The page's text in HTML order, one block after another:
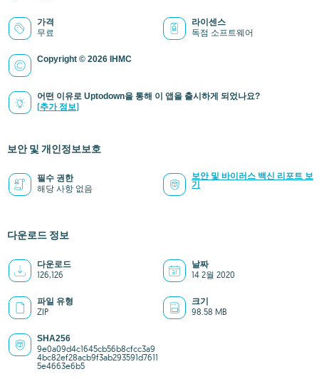
가격
무료
라이센스
독점 소프트웨어
Copyright © 2026 IHMC
어떤 이유로 Uptodown을 통해 이 앱을 출시하게 되었나요?
(추가 정보)
보안 및 개인정보보호
필수 권한
해당 사항 없음
보안 및 바이러스 백신 리포트 보
기
다운로드 정보
다운로드
126,126
날짜
14 2월 2020
파일 유형
ZIP
크기
98.58 MB
SHA256
9e0a09d4c1645cb56b8cfcc3a9
4bc82ef28acb9f3ab293591d7611
5e4663e6b5